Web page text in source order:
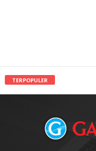
TERPOPULER